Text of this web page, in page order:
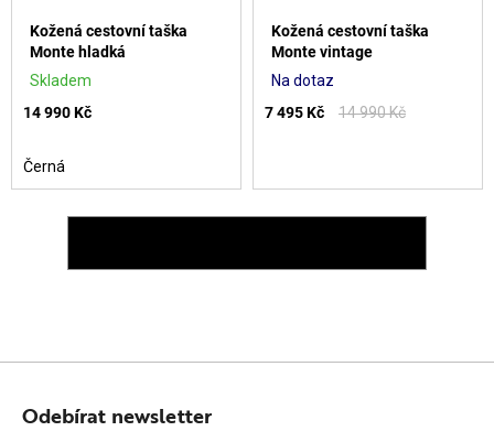
Kožená cestovní taška
Monte hladká
Skladem
14 990 Kč
Černá
Kožená cestovní taška
Monte vintage
Na dotaz
7 495 Kč
14 990 Kč
Z
Odebírat newsletter